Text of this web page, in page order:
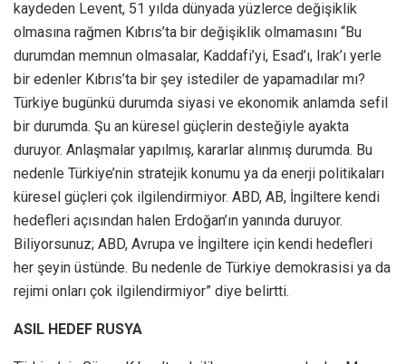
kaydeden Levent, 51 yılda dünyada yüzlerce değişiklik
olmasına rağmen Kıbrıs’ta bir değişiklik olmamasını “Bu
durumdan memnun olmasalar, Kaddafi’yi, Esad’ı, Irak’ı yerle
bir edenler Kıbrıs’ta bir şey istediler de yapamadılar mı?
Türkiye bugünkü durumda siyasi ve ekonomik anlamda sefil
bir durumda. Şu an küresel güçlerin desteğiyle ayakta
duruyor. Anlaşmalar yapılmış, kararlar alınmış durumda. Bu
nedenle Türkiye’nin stratejik konumu ya da enerji politikaları
küresel güçleri çok ilgilendirmiyor. ABD, AB, İngiltere kendi
hedefleri açısından halen Erdoğan’ın yanında duruyor.
Biliyorsunuz; ABD, Avrupa ve İngiltere için kendi hedefleri
her şeyin üstünde. Bu nedenle de Türkiye demokrasisi ya da
rejimi onları çok ilgilendirmiyor” diye belirtti.
ASIL HEDEF RUSYA